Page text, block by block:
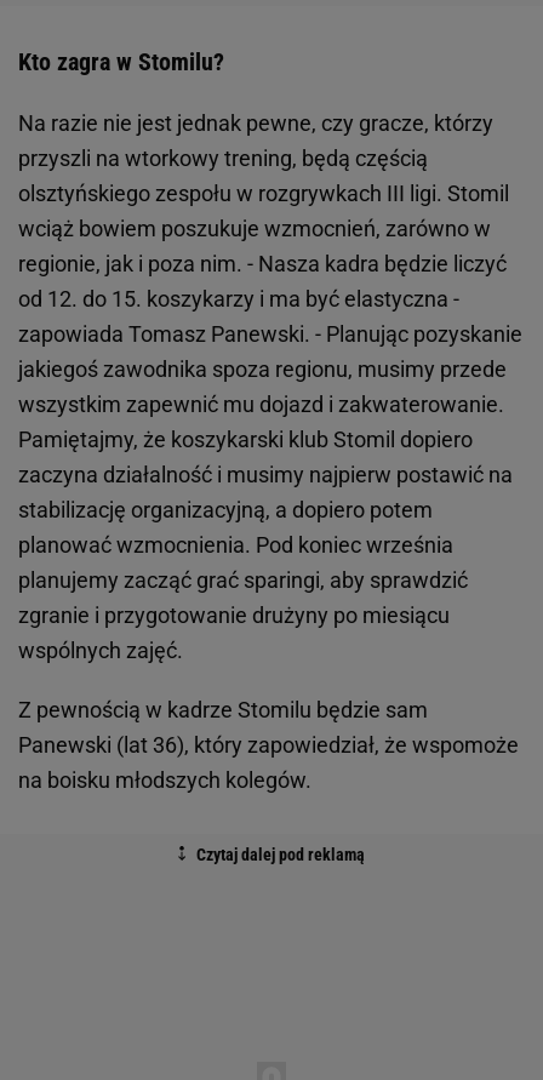
Kto zagra w Stomilu?
Na razie nie jest jednak pewne, czy gracze, którzy
przyszli na wtorkowy trening, będą częścią
olsztyńskiego zespołu w rozgrywkach III ligi. Stomil
wciąż bowiem poszukuje wzmocnień, zarówno w
regionie, jak i poza nim. - Nasza kadra będzie liczyć
od 12. do 15. koszykarzy i ma być elastyczna -
zapowiada Tomasz Panewski. - Planując pozyskanie
jakiegoś zawodnika spoza regionu, musimy przede
wszystkim zapewnić mu dojazd i zakwaterowanie.
Pamiętajmy, że koszykarski klub Stomil dopiero
zaczyna działalność i musimy najpierw postawić na
stabilizację organizacyjną, a dopiero potem
planować wzmocnienia. Pod koniec września
planujemy zacząć grać sparingi, aby sprawdzić
zgranie i przygotowanie drużyny po miesiącu
wspólnych zajęć.
Z pewnością w kadrze Stomilu będzie sam
Panewski (lat 36), który zapowiedział, że wspomoże
na boisku młodszych kolegów.